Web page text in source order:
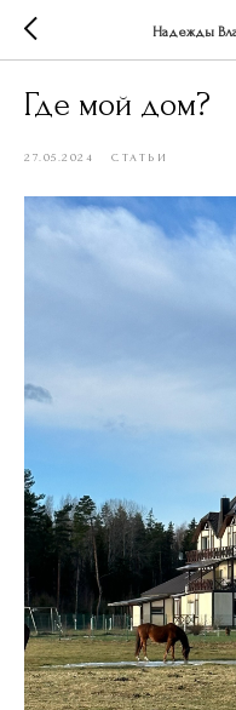
Надежды
Где мой дом?
27.05.2024 СТАТЬИ